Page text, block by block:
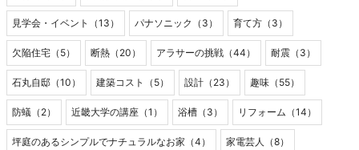
見学会・イベント（13） パナソニック（3） 育て方（3）
欠陥住宅（5） 断熱（20） アラサーの挑戦（44） 耐震（3）
石丸自邸（10） 建築コスト（5） 設計（23） 趣味（55）
防蟻（2） 近畿大学の講座（1） 浴槽（3） リフォーム（14）
坪庭のあるシンプルでナチュラルなお家（4） 家電芸人（8）